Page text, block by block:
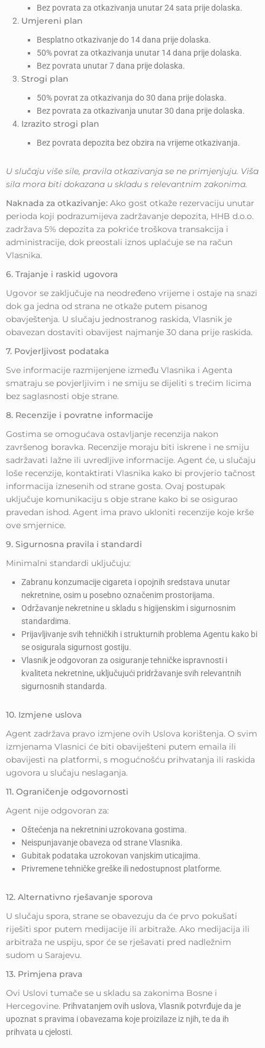
Bez povrata za otkazivanja unutar 24 sata prije dolaska.
Umjereni plan
Besplatno otkazivanje do 14 dana prije dolaska.
50% povrat za otkazivanja unutar 14 dana prije dolaska.
Bez povrata unutar 7 dana prije dolaska.
Strogi plan
50% povrat za otkazivanja do 30 dana prije dolaska.
Bez povrata za otkazivanja unutar 30 dana prije dolaska.
Izrazito strogi plan
Bez povrata depozita bez obzira na vrijeme otkazivanja.
U slučaju više sile, pravila otkazivanja se ne primjenjuju. Viša
sila mora biti dokazana u skladu s relevantnim zakonima.
Naknada za otkazivanje: Ako gost otkaže rezervaciju unutar
perioda koji podrazumijeva zadržavanje depozita, HHB d.o.o.
zadržava 5% depozita za pokriće troškova transakcija i
administracije, dok preostali iznos uplaćuje se na račun
Vlasnika.
6. Trajanje i raskid ugovora
Ugovor se zaključuje na neodređeno vrijeme i ostaje na snazi
dok ga jedna od strana ne otkaže putem pisanog
obavještenja. U slučaju jednostranog raskida, Vlasnik je
obavezan dostaviti obavijest najmanje 30 dana prije raskida.
7. Povjerljivost podataka
Sve informacije razmijenjene između Vlasnika i Agenta
smatraju se povjerljivim i ne smiju se dijeliti s trećim licima
bez saglasnosti obje strane.
8. Recenzije i povratne informacije
Gostima se omogućava ostavljanje recenzija nakon
završenog boravka. Recenzije moraju biti iskrene i ne smiju
sadržavati lažne ili uvredljive informacije. Agent će, u slučaju
loše recenzije, kontaktirati Vlasnika kako bi provjerio tačnost
informacija iznesenih od strane gosta. Ovaj postupak
uključuje komunikaciju s obje strane kako bi se osigurao
pravedan ishod. Agent ima pravo ukloniti recenzije koje krše
ove smjernice.
9. Sigurnosna pravila i standardi
Minimalni standardi uključuju:
Zabranu konzumacije cigareta i opojnih sredstava unutar
nekretnine, osim u posebno označenim prostorijama.
Održavanje nekretnine u skladu s higijenskim i sigurnosnim
standardima.
Prijavljivanje svih tehničkih i strukturnih problema Agentu kako bi
se osigurala sigurnost gostiju.
Vlasnik je odgovoran za osiguranje tehničke ispravnosti i
kvaliteta nekretnine, uključujući pridržavanje svih relevantnih
sigurnosnih standarda.
10. Izmjene uslova
Agent zadržava pravo izmjene ovih Uslova korištenja. O svim
izmjenama Vlasnici će biti obaviješteni putem emaila ili
obavijesti na platformi, s mogućnošću prihvatanja ili raskida
ugovora u slučaju neslaganja.
11. Ograničenje odgovornosti
Agent nije odgovoran za:
Oštećenja na nekretnini uzrokovana gostima.
Neispunjavanje obaveza od strane Vlasnika.
Gubitak podataka uzrokovan vanjskim uticajima.
Privremene tehničke greške ili nedostupnost platforme.
12. Alternativno rješavanje sporova
U slučaju spora, strane se obavezuju da će prvo pokušati
riješiti spor putem medijacije ili arbitraže. Ako medijacija ili
arbitraža ne uspiju, spor će se rješavati pred nadležnim
sudom u Sarajevu.
13. Primjena prava
Ovi Uslovi tumače se u skladu sa zakonima Bosne i
Hercegovine. Prihvatanjem ovih uslova, Vlasnik potvrđuje da je
upoznat s pravima i obavezama koje proizilaze iz njih, te da ih
prihvata u cjelosti.